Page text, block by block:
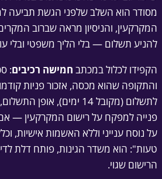
מסודר הוא השלב שלפני הגשת תביעה
המקרקעין, והניסיון מראה שברוב
להניע תשלום — בלי הליך משפטי ובלי
הקפידו לכלול במכתב חמישה רכיבים:
והתקופה שהוא מכסה, אזכור פניות
לתשלום (מקובל 14 ימים),
פנייה למפקח על רישום המקרקעין —
על נוסח ענייני וללא האשמות אישיות,
טעות": הוא משדר הגינות, פותח דלת
הרישום שגוי.